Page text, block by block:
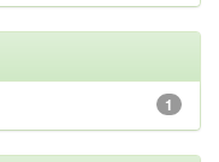
1